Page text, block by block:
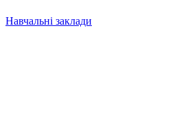
Навчальні заклади